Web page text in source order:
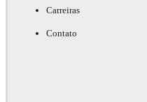
Carreiras
Contato